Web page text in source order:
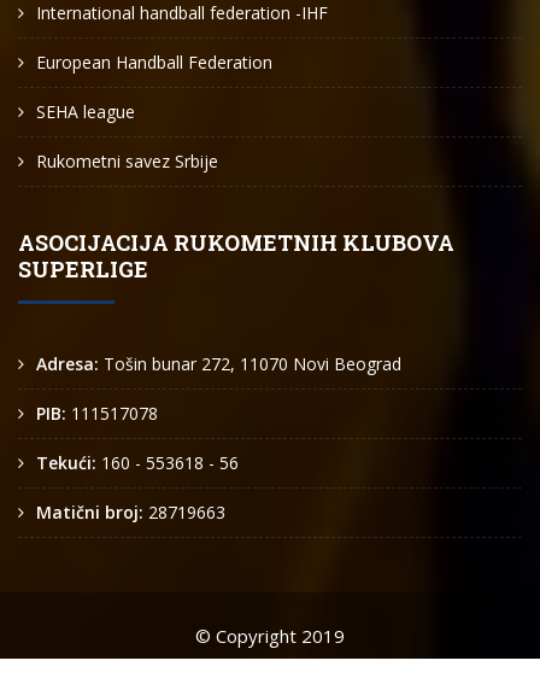
International handball federation -IHF
European Handball Federation
SEHA league
Rukometni savez Srbije
ASOCIJACIJA RUKOMETNIH KLUBOVA
SUPERLIGE
Adresa: Tošin bunar 272, 11070 Novi Beograd
PIB: 111517078
Tekući: 160 - 553618 - 56
Matični broj: 28719663
© Copyright 2019
Arkus liga